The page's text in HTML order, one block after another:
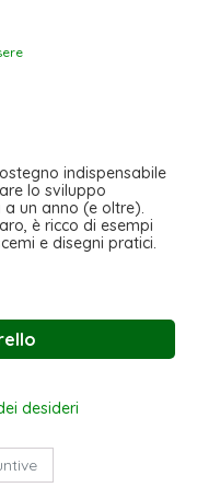
indispensabile
lo sviluppo
un anno (e oltre).
è ricco di esempi
e disegni pratici.
desideri